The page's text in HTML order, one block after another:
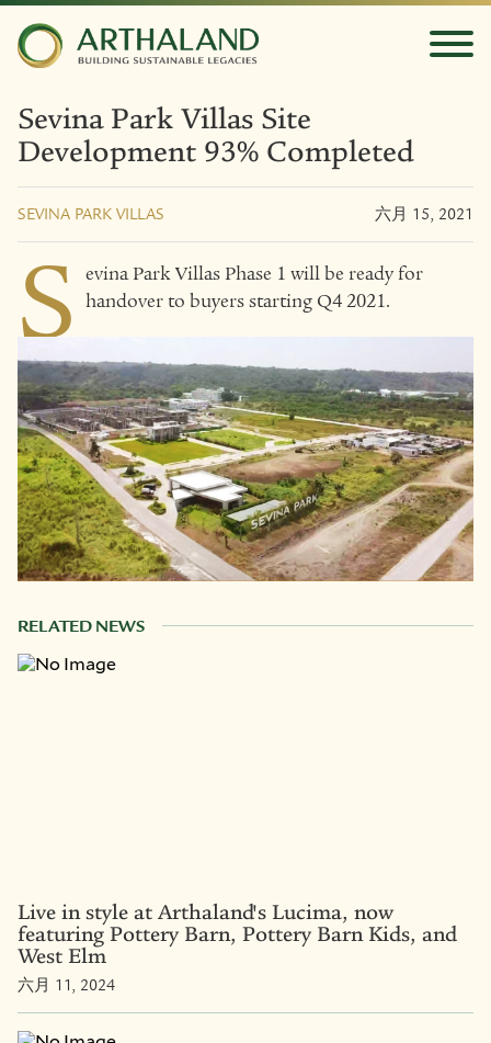
Sevina Park Villas Site
Development 93% Completed
SEVINA PARK VILLAS 六月 15, 2021
S
evina Park Villas Phase 1 will be ready for
handover to buyers starting Q4 2021.
RELATED NEWS
Live in style at Arthaland's Lucima, now
featuring Pottery Barn, Pottery Barn Kids, and
West Elm
六月 11, 2024